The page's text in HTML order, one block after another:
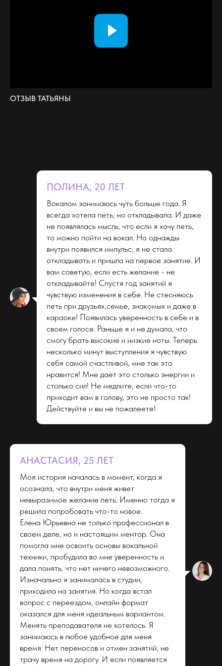
ОТЗЫВ ТАТЬЯНЫ
ПОЛИНА, 20 ЛЕТ
Вокалом занимаюсь чуть больше года. Я
всегда хотела петь, но откладывала. И даже
не появлялась мысль, что если я хочу петь,
то можно пойти на вокал. Но однажды
внутри появился импульс, я не стала
откладывать и пришла на первое занятие. И
вам советую, если есть желание - не
откладывайте! Спустя год занятий я
чувствую изменения в себе. Не стесняюсь
петь при друзьях,семье, знакомых и даже в
караоке! Появилась уверенность в себе и в
своем голосе. Раньше я и не думала, что
смогу брать высокие и низкие ноты. Теперь
несколько минут выступления я чувствую
себя самой счастливой, мне так это
нравится! Мне дает это столько энергии и
столько сил! Не медлите, если что-то
приходит вам в голову, это не просто так!
Действуйте и вы не пожалеете!
АНАСТАСИЯ, 25 ЛЕТ
Моя история началась в момент, когда я
осознала, что внутри меня живет
невыразимое желание петь. Именно тогда я
решила попробовать что-то новое.
Елена Юрьевна не только профессионал в
своем деле, но и настоящим ментор. Она
помогла мне освоить основы вокальной
техники, пробудила во мне уверенность и
дала понять, что нет ничего невозможного.
Изначально я занималась в студии,
приходила на занятия. Но когда встал
вопрос с переездом, онлайн формат
оказался для меня идеальным вариантом.
Менять преподавателя не хотелось. Я
занимаюсь в любое удобное для меня
время. Нет переносов и отмен занятий, не
трачу время на дорогу. И если появляется
контакты
ПОЧТА
ул. Карагандинская 37Б
+7 (999) 105-65-57
buff.art.56@gmail.com
Instagram
Telegram WhatsApp
Youtube